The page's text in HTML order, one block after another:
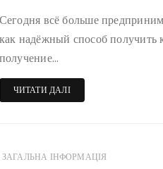
Сегодня всё больше
как надёжный способ
получение…
ЧИТАТИ ДАЛІ
ЗАГАЛЬНА ІНФОРМАЦІЯ